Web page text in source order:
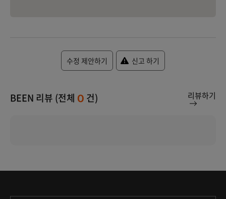
수정 제안하기 신고 하기
BEEN 리뷰 (전체 0 건) 리뷰하기